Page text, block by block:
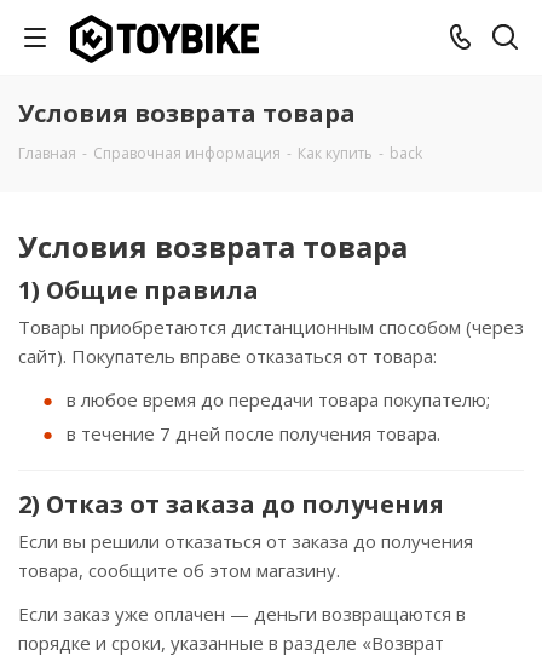
Условия возврата товара
Главная - Справочная информация - Как купить - back
Условия возврата товара
1) Общие правила
Товары приобретаются дистанционным способом (через
сайт). Покупатель вправе отказаться от товара:
в любое время до передачи товара покупателю;
в течение 7 дней после получения товара.
2) Отказ от заказа до получения
Если вы решили отказаться от заказа до получения
товара, сообщите об этом магазину.
Если заказ уже оплачен — деньги возвращаются в
порядке и сроки, указанные в разделе «Возврат